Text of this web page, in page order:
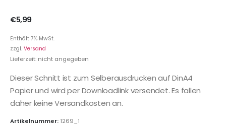
€5,99
Enthält 7% MwSt.
zzgl. Versand
Lieferzeit: nicht angegeben
Dieser Schnitt ist zum Selberausdrucken auf DinA4
Papier und wird per Downloadlink versendet. Es fallen
daher keine Versandkosten an.
Artikelnummer: 1269_1